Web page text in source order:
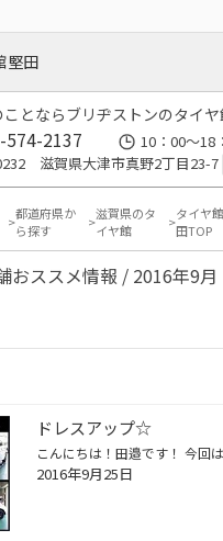
堅田
ことならブリヂストンのタイヤ
574-2137
10：00～18
滋賀県大津市真野2丁目23-7
都道府県か
ら探す
滋賀県のタ
イヤ館
タイヤ
田TOP
おススメ情報 / 2016年9月
ドレスアップ☆
2016年9月25日